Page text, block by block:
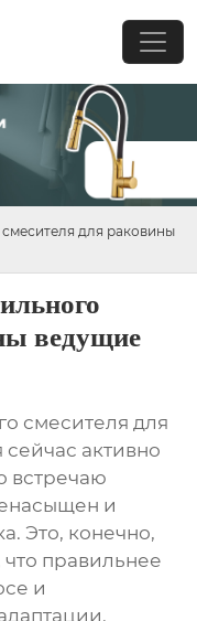
для раковины
ведущие
смесителя для
сейчас активно
встречаю
и
Это, конечно,
что правильнее
и